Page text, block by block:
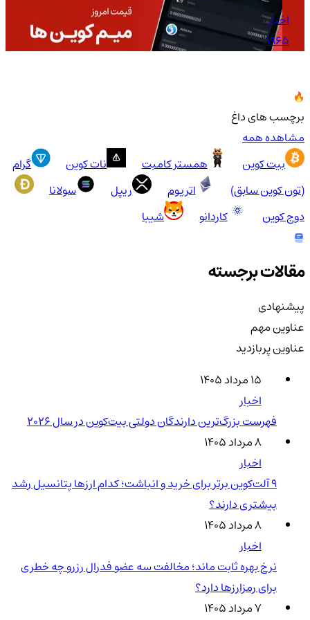
اخبار
1965
برچسب های داغ
مشاهده همه
بیت کوین
همستر کامبت نات کوین
گرام
(تون کوین سابق)
اتریوم ریپل
سولانا
دوج کوین
کاردانو شیبا
مقالات برجسته
پیشنهادی
عناوین مهم
عناوین پربازدید
۱۵ مرداد ۱۴۰۵
اخبار
فهرست بزرگ‌ترین دارندگان دولتی بیت‌کوین در سال 2026
۸ مرداد ۱۴۰۵
اخبار
۹ آلت‌کوین برتر برای خرید و انباشت؛ کدام ارزها پتانسیل رشد
بیشتری دارند؟
۸ مرداد ۱۴۰۵
اخبار
نرخ بهره ثابت ماند؛ مخالفت سه عضو فدرال رزرو چه خطری
برای رمزارزها دارد؟
۷ مرداد ۱۴۰۵